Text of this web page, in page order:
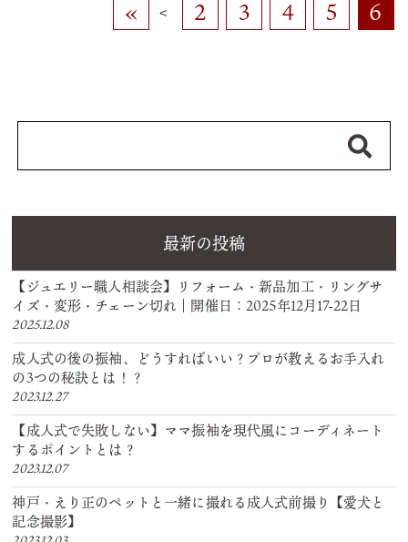
« < 2 3 4 5 6
最新の投稿
【ジュエリー職人相談会】リフォーム・新品加工・リングサ
イズ・変形・チェーン切れ｜開催日：2025年12月17-22日
2025.12.08
成人式の後の振袖、どうすればいい？プロが教えるお手入れ
の3つの秘訣とは！？
2023.12.27
【成人式で失敗しない】ママ振袖を現代風にコーディネート
するポイントとは？
2023.12.07
神戸・えり正のペットと一緒に撮れる成人式前撮り【愛犬と
記念撮影】